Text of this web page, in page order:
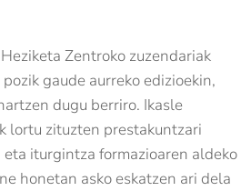
Zentroko zuzendariak
gaude aurreko edizioekin,
dugu berriro. Ikasle
lortu zituzten prestakuntzari
iturgintza formazioaren aldeko
honetan asko eskatzen ari dela